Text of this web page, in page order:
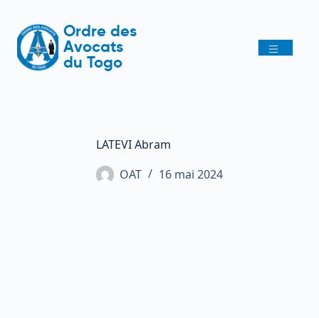
Ordre des
Avocats
du Togo
LATEVI Abram
OAT
16 mai 2024